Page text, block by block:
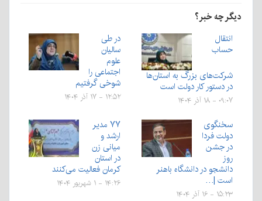
دیگر چه خبر؟
انتقال
حساب
شرکت‌های بزرگ به استان‌ها
در دستور کار دولت است
۰۹:۰۷ - ۱۸ آذر ۱۴۰۴
در طی
سالیان
علوم
اجتماعی را
شوخی گرفتیم
۱۲:۵۲ - ۱۷ آذر ۱۴۰۴
سخنگوی
دولت فردا
در جشن
روز
دانشجو در دانشگاه باهنر
است |…
۱۵:۲۳ - ۱۶ آذر ۱۴۰۴
۷۷ مدیر
ارشد و
میانی زن
در استان
کرمان فعالیت می‌کنند
۱۴:۲۶ - ۱ شهریور ۱۴۰۴